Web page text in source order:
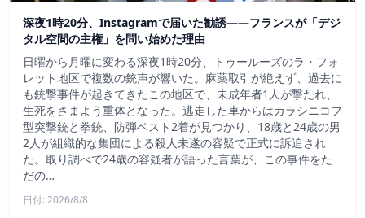
深夜1時20分、Instagramで届いた勧誘――フランスが「デジ
タル空間の主権」を問い始めた理由
日曜から月曜に変わる深夜1時20分、トゥールーズのラ・フォ
レット地区で複数の銃声が響いた。麻薬取引が絶えず、過去に
も銃撃事件が起きてきたこの地区で、未成年者1人が撃たれ、
生死をさまよう重体となった。逃走した車からはカラシニコフ
型突撃銃と拳銃、防弾ベスト2着が見つかり、18歳と24歳の男
2人が組織的な集団による殺人未遂の容疑で正式に訴追され
た。取り調べで24歳の容疑者が語った言葉が、この事件をた
だの…
日付: 2026/8/8